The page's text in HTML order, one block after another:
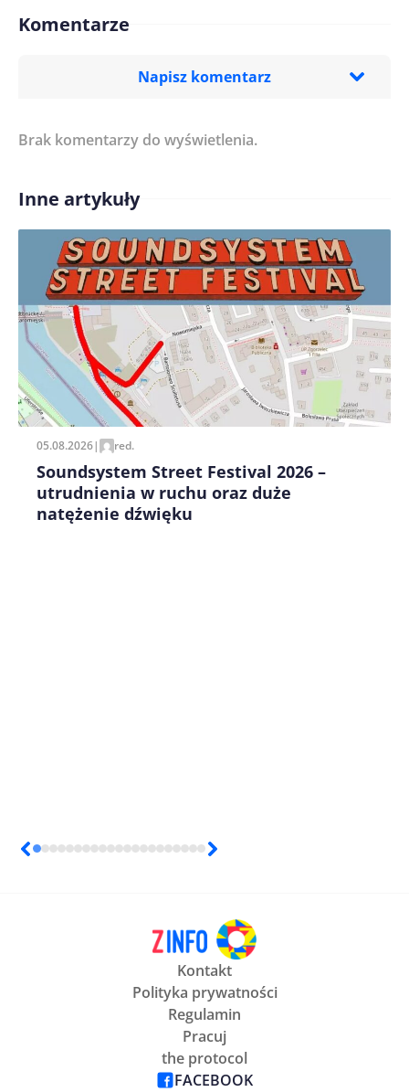
Komentarze
Napisz komentarz
Treść komentarza*
Imię/ Nick*
Zapamiętaj moje dane w tej przeglądarce podczas
pisania kolejnych komentarzy.
Brak komentarzy do wyświetlenia.
Inne artykuły
05.08.2026| red.
Soundsystem Street Festival 2026 –
utrudnienia w ruchu oraz duże
natężenie dźwięku
Kontakt
Polityka prywatności
Regulamin
Pracuj
the protocol
FACEBOOK